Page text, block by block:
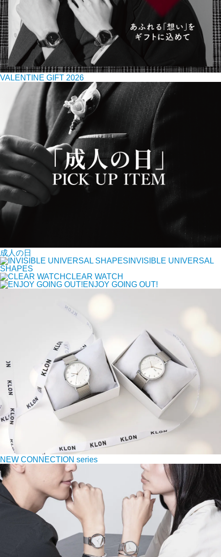
VALENTINE GIFT 2026
成人の日
INVISIBLE UNIVERSAL
SHAPES
CLEAR WATCH
ENJOY GOING OUT!
NEW CONNECTION series